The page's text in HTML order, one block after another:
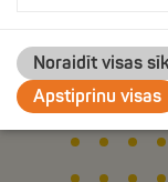
Noraidīt visas
Apstiprinu visas